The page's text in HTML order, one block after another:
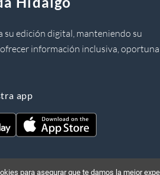
su edición digital, manteniendo su
información inclusiva,
app
para asegurar que te damos la mejor